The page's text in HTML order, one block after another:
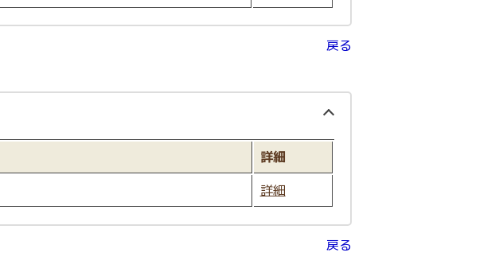
戻る
詳細
詳細
戻る